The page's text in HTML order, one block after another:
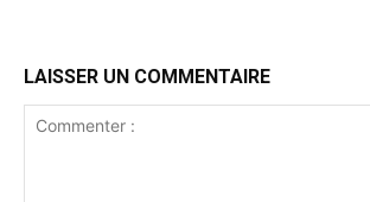
LAISSER UN COMMENTAIRE